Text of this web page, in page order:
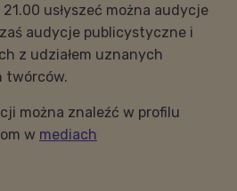
usłyszeć można audycje
audycje publicystyczne i
z udziałem uznanych
twórców.
można znaleźć w profilu
w mediach